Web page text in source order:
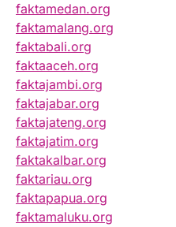
faktamedan.org
faktamalang.org
faktabali.org
faktaaceh.org
faktajambi.org
faktajabar.org
faktajateng.org
faktajatim.org
faktakalbar.org
faktariau.org
faktapapua.org
faktamaluku.org